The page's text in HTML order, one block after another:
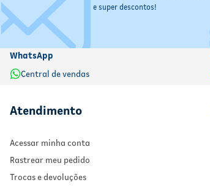
e super descontos!
WhatsApp
Central de vendas
Atendimento
Acessar minha conta
Rastrear meu pedido
Trocas e devoluções